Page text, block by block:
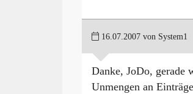
16.07.2007 von System1
Danke, JoDo, gerade
Unmengen an